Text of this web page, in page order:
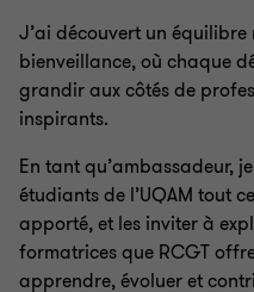
J’ai découvert un équilibre
bienveillance, où chaque
grandir aux côtés de
inspirants.
En tant qu’ambassadeur,
étudiants de l’UQAM tout
apporté, et les inviter à
formatrices que RCGT
apprendre, évoluer et